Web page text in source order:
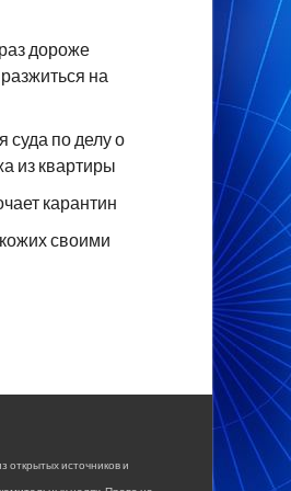
дороже
на
суда по делу о
из квартиры
карантин
своими
открытых источников и